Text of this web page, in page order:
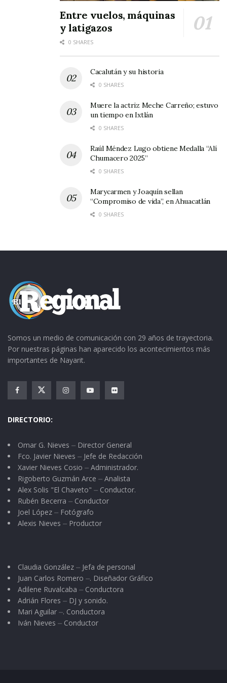
hasta se comen el lonche de los choferes o se
desaparecen cosas de los vehículos. ¿Serán
aquellas criaturas inocentes que un día
Día de Muertos leyendas
Entre vuelos, máquinas
y latigazos
0 SHARES
Cacalután y su historia
0 SHARES
Muere la actriz Meche Carreño; estuvo
un tiempo en Ixtlán
0 SHARES
Raúl Méndez Lugo obtiene Medalla “Alí
Chumacero 2025”
0 SHARES
Marycarmen y Joaquín sellan
“Compromiso de vida”, en Ahuacatlán
0 SHARES
Somos un medio de comunicación con 29 años de trayectoria.
Por nuestras páginas han aparecido los acontecimientos más
importantes de Nayarit.
DIRECTORIO:
Omar G. Nieves ⏤ Director General
Fco. Javier Nieves ⏤ Jefe de Redacción
Xavier Nieves Cosio ⏤ Administrador.
Rigoberto Guzmán Arce ⏤ Analista
Alex Solis "El Chaveto" ⏤ Conductor.
Rubén Becerra ⏤ Conductor
Joel López ⏤ Fotógrafo
Alexis Nieves ⏤ Productor
Claudia González ⏤ Jefa de personal
Juan Carlos Romero ⏤. Diseñador Gráfico
Adilene Ruvalcaba ⏤ Conductora
Adrián Flores ⏤ DJ y sonido.
Mari Aguilar ⏤. Conductora
Iván Nieves ⏤ Conductor